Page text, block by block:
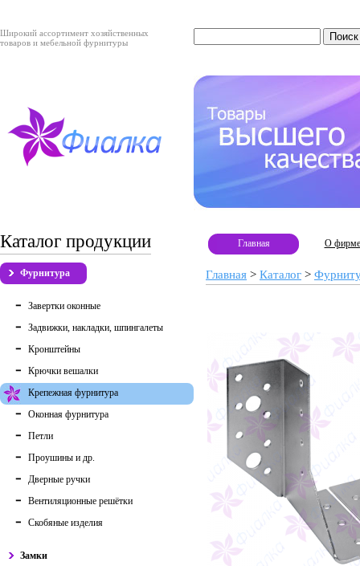
Широкий ассортимент хозяйственных
товаров и мебельной фурнитуры
Каталог продукции
Фурнитура
Завертки оконные
Задвижки, накладки, шпингалеты
Кронштейны
Крючки вешалки
Крепежная фурнитура
Оконная фурнитура
Петли
Проушины и др.
Дверные ручки
Вентиляционные решётки
Скобяные изделия
Замки
Главная О фирме
Главная > Каталог >